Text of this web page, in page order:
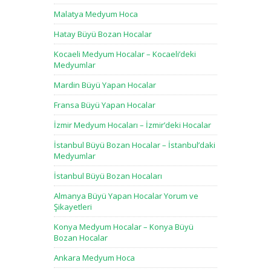
Malatya Medyum Hoca
Hatay Büyü Bozan Hocalar
Kocaeli Medyum Hocalar – Kocaeli’deki
Medyumlar
Mardin Büyü Yapan Hocalar
Fransa Büyü Yapan Hocalar
İzmir Medyum Hocaları – İzmir’deki Hocalar
İstanbul Büyü Bozan Hocalar – İstanbul’daki
Medyumlar
İstanbul Büyü Bozan Hocaları
Almanya Büyü Yapan Hocalar Yorum ve
Şikayetleri
Konya Medyum Hocalar – Konya Büyü
Bozan Hocalar
Ankara Medyum Hoca